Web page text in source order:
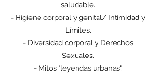
saludable.
- Higiene corporal y genital/ Intimidad y
Límites.
- Diversidad corporal y Derechos
Sexuales.
- Mitos "leyendas urbanas".